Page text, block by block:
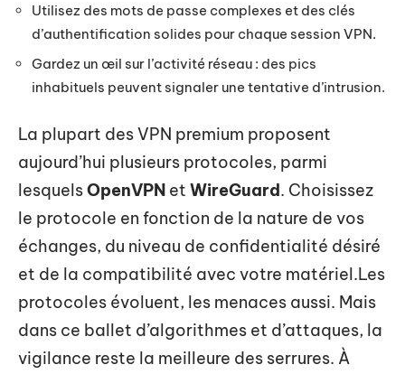
Utilisez des mots de passe complexes et des clés
d’authentification solides pour chaque session VPN.
Gardez un œil sur l’activité réseau : des pics
inhabituels peuvent signaler une tentative d’intrusion.
La plupart des VPN premium proposent
aujourd’hui plusieurs protocoles, parmi
lesquelsOpenVPN et WireGuard. Choisissez
le protocole en fonction de la nature de vos
échanges, du niveau de confidentialité désiré
et de la compatibilité avec votre matériel.Les
protocoles évoluent, les menaces aussi. Mais
dans ce ballet d’algorithmes et d’attaques, la
vigilance reste la meilleure des serrures. À